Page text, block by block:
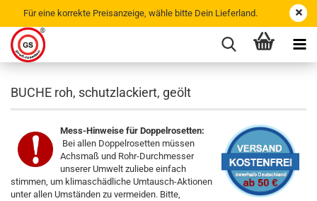
Für eine korrekte Preisanzeige, wähle bitte Dein Lieferland.
BUCHE roh, schutzlackiert, geölt
Mess-Hinweise für Doppelrosetten:
Bei allen Doppelrosetten müssen
Achsmaß und Rohr-Durchmesser
unserer Umwelt zuliebe einfach
stimmen, um klimaschädliche Umtausch-Aktionen
unter allen Umständen zu vermeiden. Bitte,